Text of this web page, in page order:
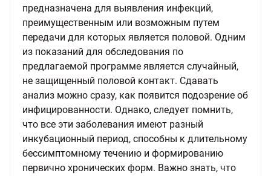
предназначена для выявления инфекций,
преимущественным или возможным путем
передачи для которых является половой. Одним
из показаний для обследования по
предлагаемой программе является случайный,
не защищенный половой контакт. Сдавать
анализ можно сразу, как появится подозрение об
инфицированности. Однако, следует помнить,
что все эти заболевания имеют разный
инкубационный период, способны к длительному
бессимптомному течению и формированию
первично хронических форм. Важно знать, что